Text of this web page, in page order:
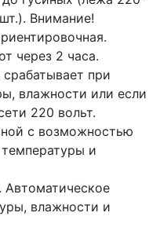
Внимание!
через 2 часа.
при
влажности или если
220 вольт.
с возможностью
и
Автоматическое
влажности и